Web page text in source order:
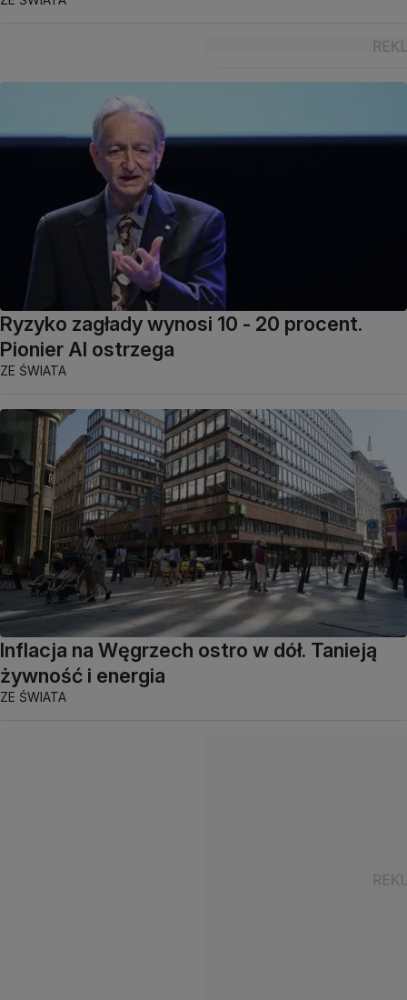
Ryzyko zagłady wynosi 10 - 20 procent.
Pionier AI ostrzega
ZE ŚWIATA
Inflacja na Węgrzech ostro w dół. Tanieją
żywność i energia
ZE ŚWIATA